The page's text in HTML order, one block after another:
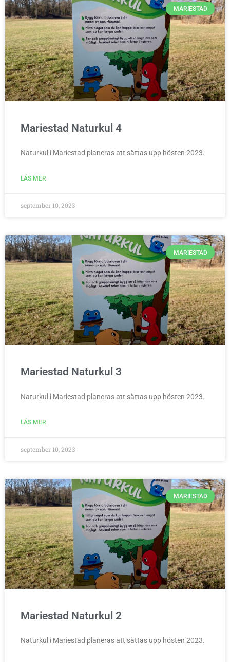
MARIESTAD
Mariestad Naturkul 4
Naturkul i Mariestad planeras att sättas upp hösten 2023.
LÄS MER
september 10, 2023
MARIESTAD
Mariestad Naturkul 3
Naturkul i Mariestad planeras att sättas upp hösten 2023.
LÄS MER
september 10, 2023
MARIESTAD
Mariestad Naturkul 2
Naturkul i Mariestad planeras att sättas upp hösten 2023.